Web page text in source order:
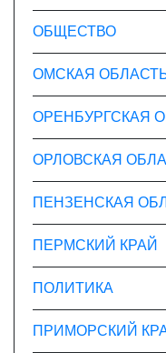
ОБЩЕСТВО
ОМСКАЯ
ОРЕНБУРГСКАЯ
ОРЛОВСКАЯ
ПЕНЗЕНСКАЯ
ПЕРМСКИЙ КРАЙ
ПОЛИТИКА
ПРИМОРСКИЙ